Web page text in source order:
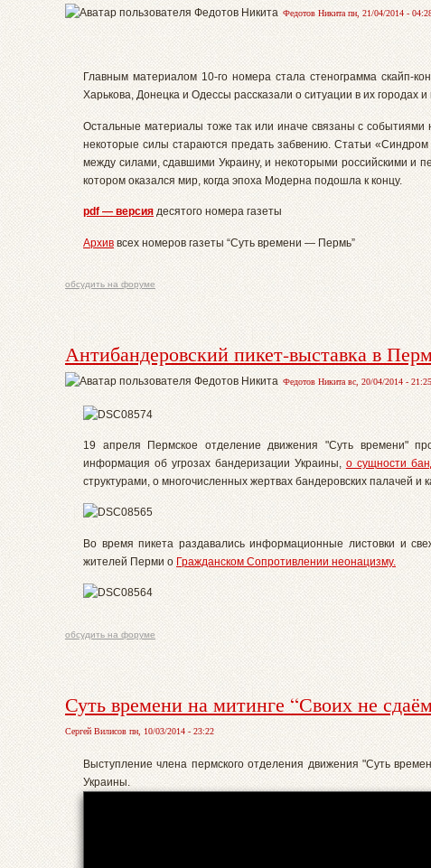
Федотов Никита пн, 21/04/2014 -
Главным материалом 10-го номера стала стенограмма скайп-
Харькова, Донецка и Одессы рассказали о ситуации в их городах
Остальные материалы тоже так или иначе связаны с событиями
некоторые силы стараются предать забвению. Статьи
между силами, сдавшими Украину, и некоторыми российскими и
котором оказался мир, когда эпоха Модерна подошла к концу.
pdf — версия десятого номера газеты
Архив всех номеров газеты “Суть времени — Пермь”
обсудить на форуме
Антибандеровский пикет-выставка в
Федотов Никита вс, 20/04/2014 - 21:25
19 апреля Пермское отделение движения "Суть времени"
информация об угрозах бандеризации Украины,о сущности
структурами, о многочисленных жертвах бандеровских палачей и
Во время пикета раздавались информационные листовки и
жителей Перми о Гражданском Сопротивлении неонацизму.
обсудить на форуме
Суть времени на митинге “Своих не
Сергей Вилисов пн, 10/03/2014 - 23:22
Выступление члена пермского отделения движения "Суть
Украины.